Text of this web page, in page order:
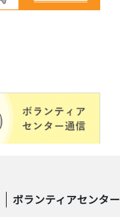
ボランティアセンター